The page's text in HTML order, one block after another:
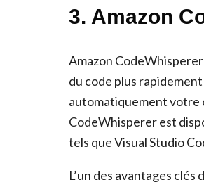
3. Amazon
Amazon
du code plus
automatiquement votre
CodeWhisperer est
tels que Visual Studio
L’un des avantages